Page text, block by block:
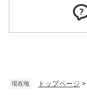
現在地 トップページ >